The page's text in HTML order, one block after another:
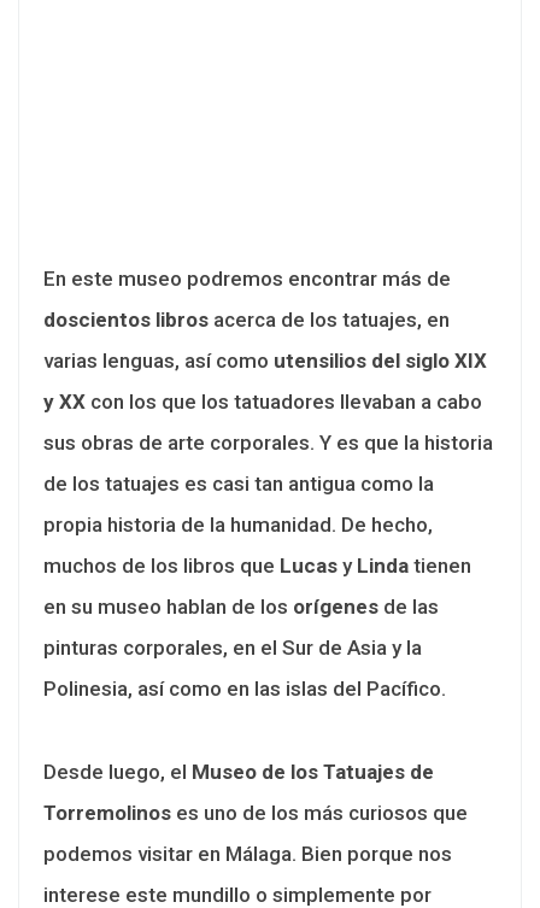
En este museo podremos encontrar más de
doscientos libros acerca de los tatuajes, en
varias lenguas, así como utensilios del siglo XIX
y XX con los que los tatuadores llevaban a cabo
sus obras de arte corporales. Y es que la historia
de los tatuajes es casi tan antigua como la
propia historia de la humanidad. De hecho,
muchos de los libros que Lucas y Linda tienen
en su museo hablan de los orígenes de las
pinturas corporales, en el Sur de Asia y la
Polinesia, así como en las islas del Pacífico.
Desde luego, el Museo de los Tatuajes de
Torremolinos es uno de los más curiosos que
podemos visitar en Málaga. Bien porque nos
interese este mundillo o simplemente por